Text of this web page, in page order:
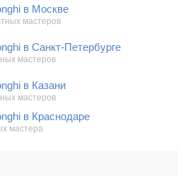
в Москве
мастеров
в Санкт-Петербурге
мастеров
в Казани
мастеров
в Краснодаре
мастера